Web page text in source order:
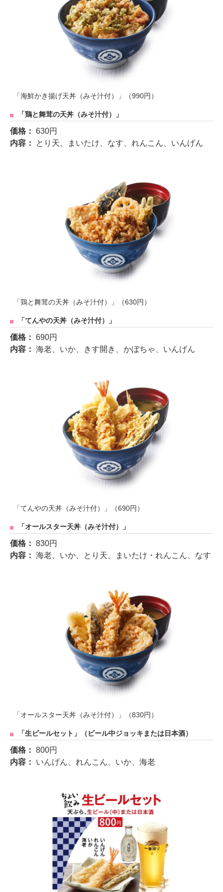
「海鮮かき揚げ天丼（みそ汁付）」（990円）
「鶏と舞茸の天丼（みそ汁付）」
価格： 630円
内容：
とり天、まいたけ、なす、れんこん、いんげん
「鶏と舞茸の天丼（みそ汁付）」（630円）
「てんやの天丼（みそ汁付）」
価格： 690円
内容： 海老、いか、きす開き、かぼちゃ、いんげん
「てんやの天丼（みそ汁付）」（690円）
「オールスター天丼（みそ汁付）」
価格： 830円
内容： 海老、いか、とり天、まいたけ・れんこん、なす
「オールスター天丼（みそ汁付）」（830円）
「生ビールセット」（ビール中ジョッキまたは日本酒）
価格： 800円
内容： いんげん、れんこん、いか、海老